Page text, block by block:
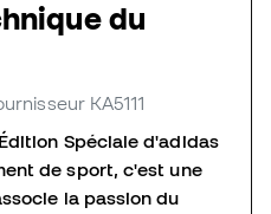
du
KA5111
Spéciale d'adidas
de sport, c'est une
la passion du